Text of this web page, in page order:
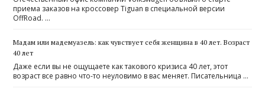
приема заказов на кроссовер Tiguan в специальной версии
OffRoad. …
Мадам или мадемуазель: как чувствует себя женщина в 40 лет. Возраст
40 лет
Даже если вы не ощущаете как такового кризиса 40 лет, этот
возраст все равно что-то неуловимо в вас меняет. Писательница …